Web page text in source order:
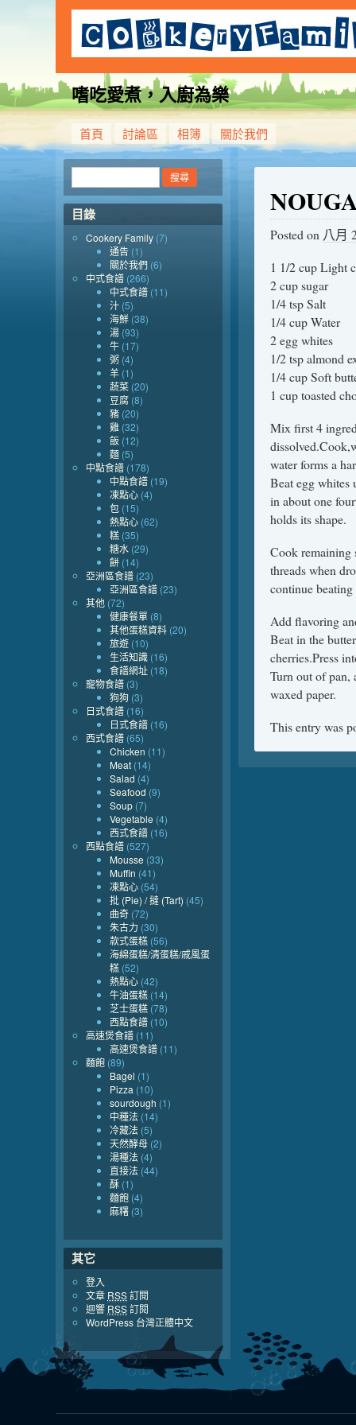
嗜吃愛煮，入廚為樂
首頁 討論區 相簿 關於我們
Posted on 八月
1 1/2 cup Light
2 cup sugar
1/4 tsp Salt
1/4 cup Water
2 egg whites
1/2 tsp almond
1/4 cup Soft
1 cup toasted
Mix first 4
water forms a
Beat egg whites
in about one
holds its shape.
Cook remaining
threads when
continue
Add flavoring
Beat in the
cherries.Press
Turn out of pan,
waxed paper.
This entry was
目錄
Cookery Family (7)
通告 (1)
關於我們 (6)
中式食譜 (266)
中式食譜 (11)
汁 (5)
海鮮 (38)
湯 (93)
牛 (17)
粥 (4)
羊 (1)
蔬菜 (20)
豆腐 (8)
豬 (20)
雞 (32)
飯 (12)
麵 (5)
中點食譜 (178)
中點食譜 (19)
凍點心 (4)
包 (15)
熱點心 (62)
糕 (35)
糖水 (29)
餅 (14)
亞洲區食譜 (23)
亞洲區食譜 (23)
其他 (72)
健康餐單 (8)
其他蛋糕資料 (20)
旅遊 (10)
生活知識 (16)
食譜網址 (18)
寵物食譜 (3)
狗狗 (3)
日式食譜 (16)
日式食譜 (16)
西式食譜 (65)
Chicken (11)
Meat (14)
Salad (4)
Seafood (9)
Soup (7)
Vegetable (4)
西式食譜 (16)
西點食譜 (527)
Mousse (33)
Muffin (41)
凍點心 (54)
批 (Pie) / 撻 (Tart) (45)
曲奇 (72)
朱古力 (30)
款式蛋糕 (56)
海綿蛋糕/清蛋糕/戚風蛋
糕 (52)
熱點心 (42)
牛油蛋糕 (14)
芝士蛋糕 (78)
西點食譜 (10)
高速煲食譜 (11)
高速煲食譜 (11)
麵飽 (89)
Bagel (1)
Pizza (10)
sourdough (1)
中種法 (14)
冷藏法 (5)
天然酵母 (2)
湯種法 (4)
直接法 (44)
酥 (1)
麵飽 (4)
麻糬 (3)
其它
登入
文章 RSS訂閱
迴響 RSS訂閱
WordPress 台灣正體中文